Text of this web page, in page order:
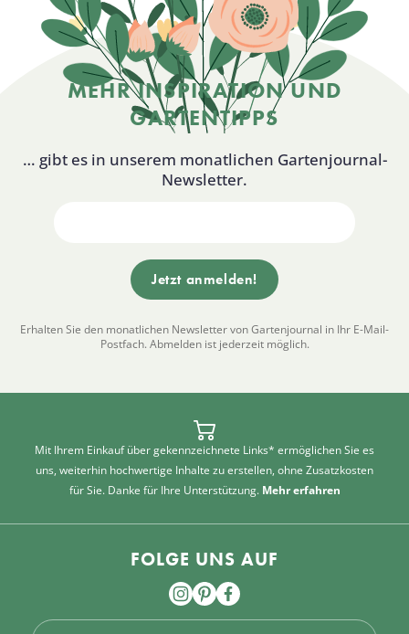
MEHR INSPIRATION UND
GARTENTIPPS
… gibt es in unserem monatlichen Gartenjournal-
Newsletter.
Erhalten Sie den monatlichen Newsletter von Gartenjournal in Ihr E-Mail-
Postfach. Abmelden ist jederzeit möglich.
Mit Ihrem Einkauf über gekennzeichnete Links* ermöglichen Sie es
uns, weiterhin hochwertige Inhalte zu erstellen, ohne Zusatzkosten
für Sie. Danke für Ihre Unterstützung. Mehr erfahren
FOLGE UNS AUF